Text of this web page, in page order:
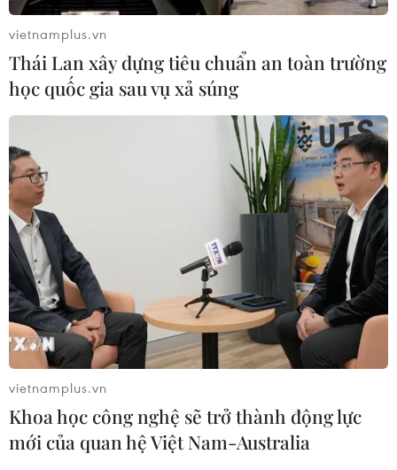
vietnamplus.vn
Thái Lan xây dựng tiêu chuẩn an toàn trường
học quốc gia sau vụ xả súng
vietnamplus.vn
Khoa học công nghệ sẽ trở thành động lực
mới của quan hệ Việt Nam-Australia